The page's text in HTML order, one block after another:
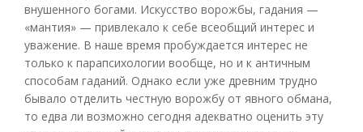
внушенного богами. Искусство ворожбы, гадания —
«мантия» — привлекало к себе всеобщий интерес и
уважение. В наше время пробуждается интерес не
только к парапсихологии вообще, но и к античным
способам гаданий. Однако если уже древним трудно
бывало отделить честную ворожбу от явного обмана,
то едва ли возможно сегодня адекватно оценить эту